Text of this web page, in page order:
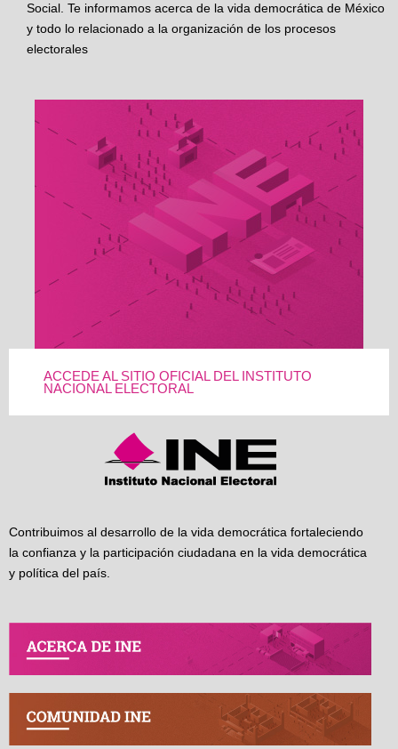
Social. Te informamos acerca de la vida democrática de México
y todo lo relacionado a la organización de los procesos
electorales
ACCEDE AL SITIO OFICIAL DEL INSTITUTO
NACIONAL ELECTORAL
Contribuimos al desarrollo de la vida democrática fortaleciendo
la confianza y la participación ciudadana en la vida democrática
y política del país.